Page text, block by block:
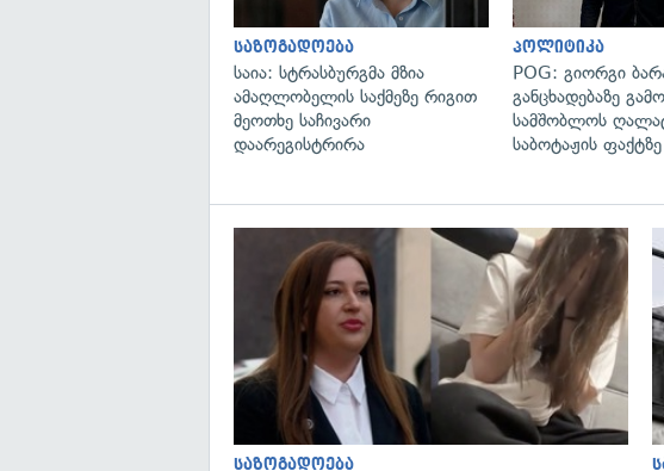
საზოგადოება
საია: სტრასბურგმა მზია
ამაღლობელის საქმეზე რიგით
მეოთხე საჩივარი
დაარეგისტრირა
პოლიტიკა
POG: გიორგი
განცხადებაზე
სამშობლოს
საბოტაჟის
საზოგადოება